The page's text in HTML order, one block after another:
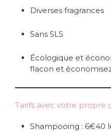
Diverses fragrances
Sans SLS
Écologique et
flacon et
Tarifs avec votre propre
Shampooing : 6€40